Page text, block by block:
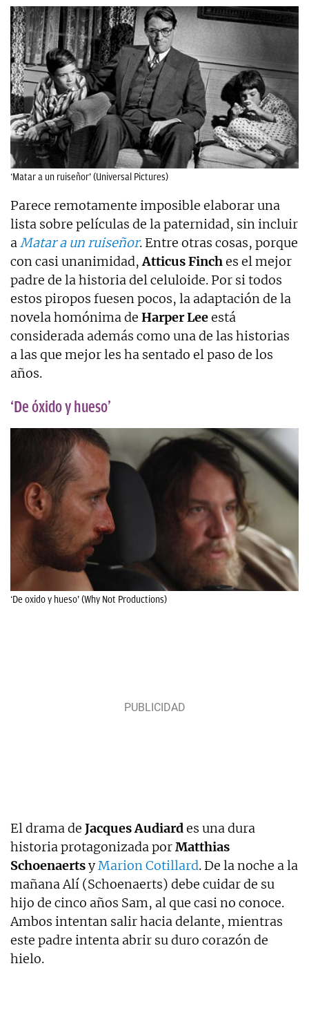
‘Matar a un ruiseñor’ (Universal Pictures)
Parece remotamente imposible elaborar una
lista sobre películas de la paternidad, sin incluir
aMatar a un ruiseñor. Entre otras cosas, porque
con casi unanimidad,Atticus Finches el mejor
padre de la historia del celuloide. Por si todos
estos piropos fuesen pocos, la adaptación de la
novela homónima de Harper Leeestá
considerada además como una de las historias
a las que mejor les ha sentado el paso de los
años.
‘De óxido y hueso’
‘De oxido y hueso’ (Why Not Productions)
El drama de Jacques Audiardes una dura
historia protagonizada porMatthias
SchoenaertsyMarion Cotillard. De la noche a la
mañana Alí (Schoenaerts) debe cuidar de su
hijo de cinco años Sam, al que casi no conoce.
Ambos intentan salir hacia delante, mientras
este padre intenta abrir su duro corazón de
hielo.